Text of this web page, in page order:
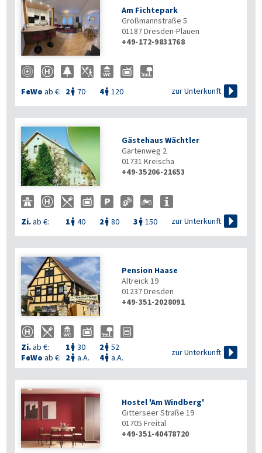
Am Fichtepark
Großmannstraße 5
01187Dresden-Plauen
+49-172-9831768
FeWo ab €: 2  70 4 120 zur Unterkunft 
Gästehaus Wächtler
Gartenweg 2
01731 Kreischa
+49-35206-21653
Zi.ab €: 1  40 2  80 3  150 zur Unterkunft 

Pension Haase
Altreick 19
01237Dresden
+49-351-2028091
Zi.ab €: 1  30 2  52
FeWo ab €: 2  a.A. 4 a.A.
zur Unterkunft 
Hostel 'Am Windberg'
Gitterseer Straße 19
01705 Freital
+49-351-40478720